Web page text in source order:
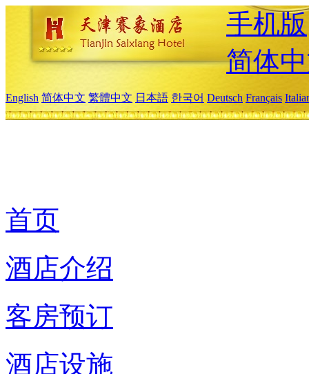
手机版
简体
English 简体中文 繁體中文 日本語 한국어 Deutsch Français
首页
酒店介绍
客房预订
酒店设施